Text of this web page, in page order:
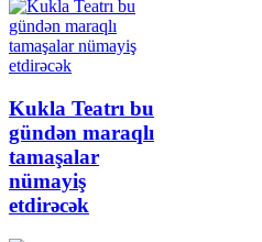
Kukla Teatrı bu
gündən maraqlı
tamaşalar
nümayiş
etdirəcək